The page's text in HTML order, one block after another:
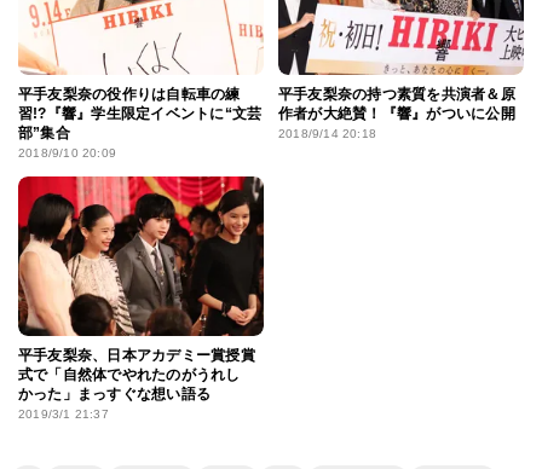
平手友梨奈の役作りは自転車の練
習!?『響』学生限定イベントに“文芸
部”集合
2018/9/10 20:09
平手友梨奈の持つ素質を共演者＆原
作者が大絶賛！『響』がついに公開
2018/9/14 20:18
平手友梨奈、日本アカデミー賞授賞
式で「自然体でやれたのがうれし
かった」まっすぐな想い語る
2019/3/1 21:37